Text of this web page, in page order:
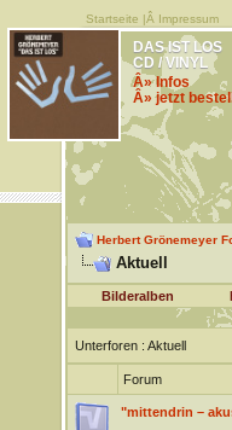
Startseite |Â Impressum
DAS IST LOS
CD / VINYL
Â» Infos
Â» jetzt
Herbert Grönemeyer
Aktuell
Bilderalben
Unterforen: Aktuell
Forum
"mittendrin –